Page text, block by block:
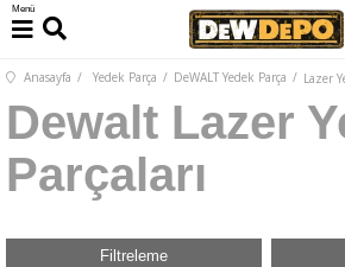
Menü
Anasayfa Yedek Parça DeWALT Yedek Parça Lazer
Dewalt Lazer
Parçaları
Filtreleme